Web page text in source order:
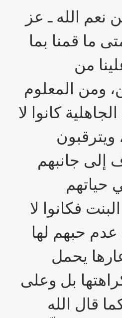
نعم الله ـ عز
ما قمنا بما
من
ومن المعلوم
كانوا لا
ويترقبون
إلى جانبهم
حياتهم
فكانوا لا
عدم حبهم لها
يحمل
بل وعلى
قال الله